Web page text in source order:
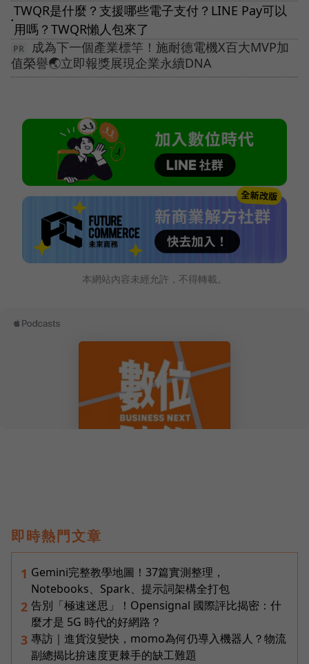
●
TWQR是什麼？支援哪些電子支付？LINE Pay可以
用嗎？TWQR懶人包來了
成為下一個產業標竿！施耐德電機X百大MVP加
值榮譽🌏立即報獎展現企業永續DNA
本網站內容未經允許，不得轉載。
即時熱門文章
1 Gemini完整教學地圖！37篇實測整理，
Notebooks、Spark、提示詞架構全打包
2 告別「極速迷思」！Opensignal 國際評比揭密：什
麼才是 5G 時代的好網路？
3 專訪｜進貨沒變快，momo為何仍導入機器人？物流
副總揭比拚速度更棘手的缺工難題